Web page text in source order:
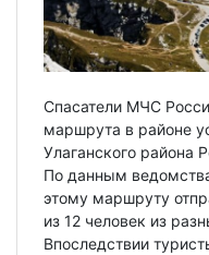
Спасатели МЧС
маршрута в районе
Улаганского района
По данным
этому маршруту
из 12 человек из
Впоследствии